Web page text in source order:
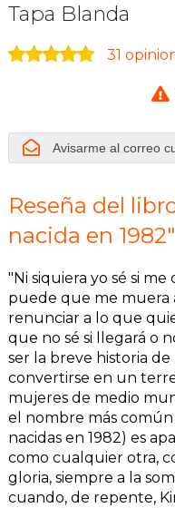
Tapa Blanda
31
Avisarme al correo
Reseña del
nacida en 1982"
"Ni siquiera yo sé si me
puede que me muera
renunciar a lo que
que no sé si llegará o
ser la breve historia
convertirse en un
mujeres de medio
el nombre más
nacidas en 1982) es
como cualquier otra,
gloria, siempre a la
cuando, de repente,